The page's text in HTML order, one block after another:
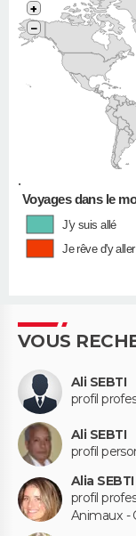
•
+
−
Voyages dans le
J'y suis allé
Je rêve d'y aller
VOUS
Ali SEBTI
profil
Ali SEBTI
profil
Alia SEBTI
profil
Animaux -